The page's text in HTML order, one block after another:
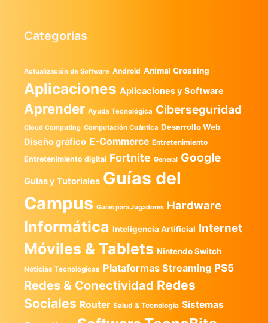
Categorías
Actualización de Software Android Animal Crossing
Aplicaciones Aplicaciones y Software
Aprender Ayuda Tecnológica Ciberseguridad
Cloud Computing Computación Cuántica Desarrollo Web
Diseño gráfico E-Commerce Entretenimiento
Entretenimiento digital Fortnite General Google
Guias y Tutoriales Guías del
Campus Guías para Jugadores Hardware
Informática Inteligencia Artificial Internet
Móviles & Tablets Nintendo Switch
Noticias Tecnológicas Plataformas Streaming PS5
Redes & Conectividad Redes
Sociales Router Salud & Tecnología Sistemas